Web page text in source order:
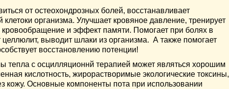
от остеохондрозных болей, восстанавливает
организма. Улучшает кровяное давление, тренирует
кровообращение и эффект памяти. Помогает при болях в
выводит шлаки из организма. А также помогает
восстановлению потенции!
тепла c осцилляциoннй терапией может являться хорошим
кислотность, жирорастворимые экологические токсины,
кожу. Основные компоненты пота при использовании